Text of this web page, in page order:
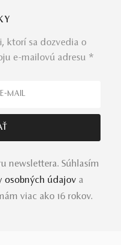
ktorí sa dozvedia o
e-mailovú adresu *
newslettera. Súhlasím
osobných údajov a
viac ako 16 rokov.